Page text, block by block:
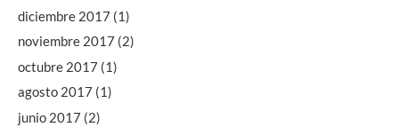
diciembre 2017 (1)
noviembre 2017 (2)
octubre 2017 (1)
agosto 2017 (1)
junio 2017 (2)